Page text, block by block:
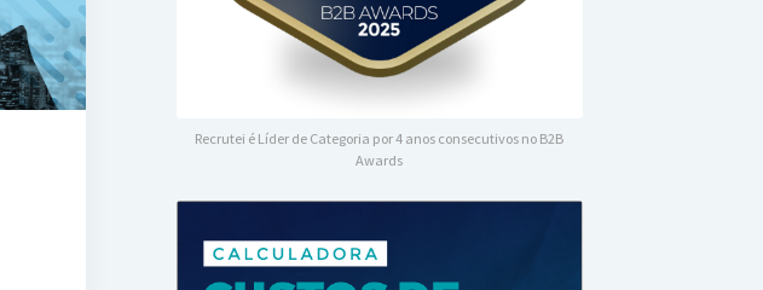
Recrutei é Líder de Categoria por 4 anos consecutivos no B2B
Awards